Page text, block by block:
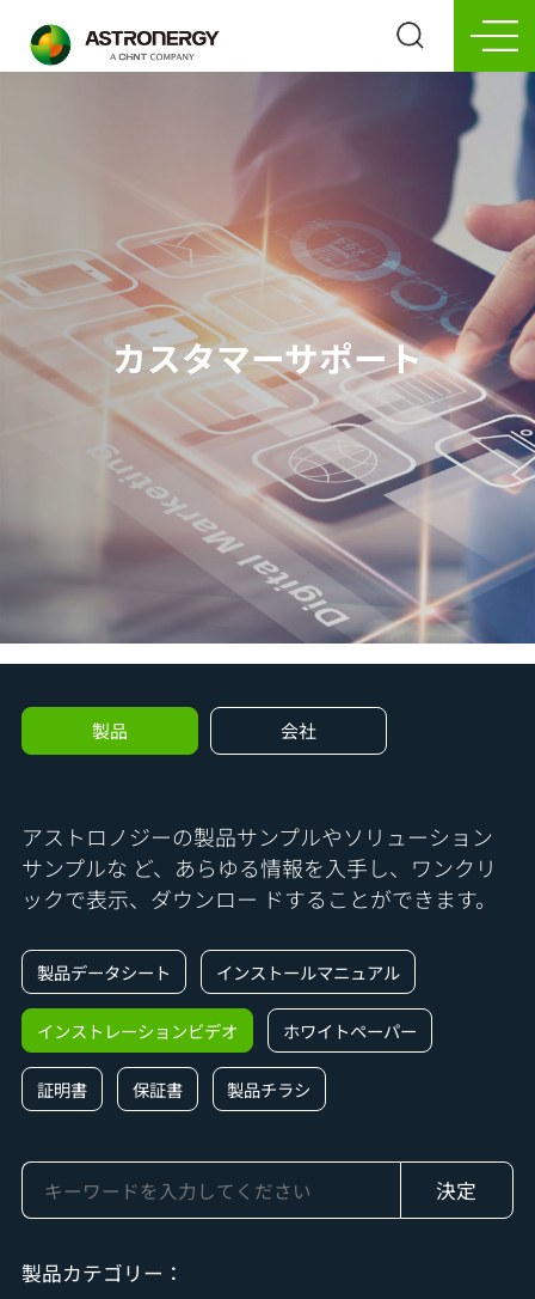
カスタマーサポート
製品 会社
アストロノジーの製品サンプルやソリューション
サンプルな ど、あらゆる情報を入手し、ワンクリ
ックで表示、ダウンロー ドすることができます。
製品データシート インストールマニュアル
インストレーションビデオ ホワイトペーパー
証明書 保証書 製品チラシ
製品カテゴリー：